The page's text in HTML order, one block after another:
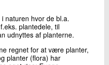
naturen hvor de bl.a.
plantedele, til
udnyttes af planterne.
regnet for at være planter,
planter (flora) har